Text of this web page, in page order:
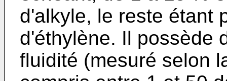
d'alkyle, le reste étant
d'éthylène. Il possède
fluidité (mesuré selon